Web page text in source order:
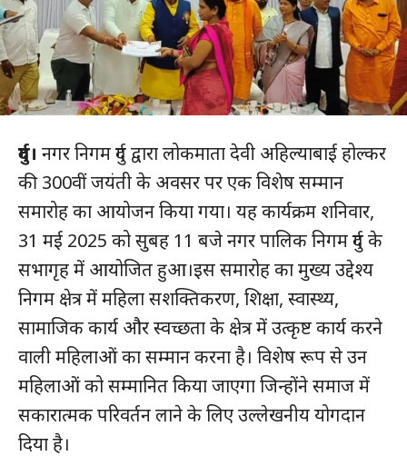
दुर्ग। नगर निगम दुर्ग द्वारा लोकमाता देवी अहिल्याबाई होल्कर
की 300वीं जयंती के अवसर पर एक विशेष सम्मान
समारोह का आयोजन किया गया। यह कार्यक्रम शनिवार,
31 मई 2025 को सुबह 11 बजे नगर पालिक निगम दुर्ग के
सभागृह में आयोजित हुआ।इस समारोह का मुख्य उद्देश्य
निगम क्षेत्र में महिला सशक्तिकरण, शिक्षा, स्वास्थ्य,
सामाजिक कार्य और स्वच्छता के क्षेत्र में उत्कृष्ट कार्य करने
वाली महिलाओं का सम्मान करना है। विशेष रूप से उन
महिलाओं को सम्मानित किया जाएगा जिन्होंने समाज में
सकारात्मक परिवर्तन लाने के लिए उल्लेखनीय योगदान
दिया है।